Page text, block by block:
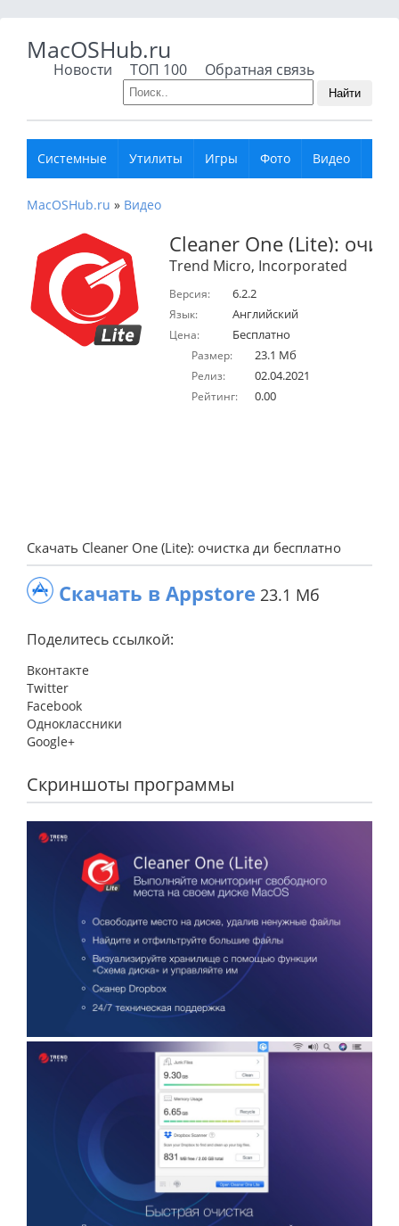
MacOSHub.ru
Новости ТОП 100 Обратная связь
Найти
Системные Утилиты Игры Фото Видео
MacOSHub.ru » Видео
Cleaner One (Lite):
Trend Micro, Incorporated
Версия: 6.2.2
Язык: Английский
Цена: Бесплатно
Размер: 23.1 Мб
Релиз: 02.04.2021
Рейтинг: 0.00
Скачать Cleaner One (Lite): очистка ди бесплатно
Скачать в Appstore 23.1 Мб
Поделитесь ссылкой:
Вконтакте
Twitter
Facebook
Одноклассники
Google+
Скриншоты программы